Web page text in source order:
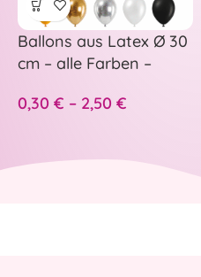
Ballons aus Latex Ø 30
cm – alle Farben –
0,30 € – 2,50 €